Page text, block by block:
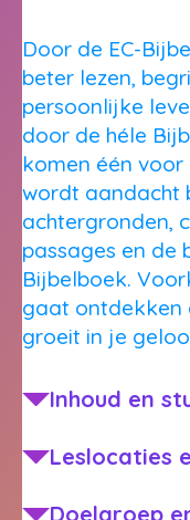
Door de EC-
beter lezen,
persoonlijke
door de héle
komen één voor
wordt aandacht
achtergronden,
passages en de
Bijbelboek.
gaat ontdekken
groeit in je
Inhoud en
Leslocaties
Doelgroep